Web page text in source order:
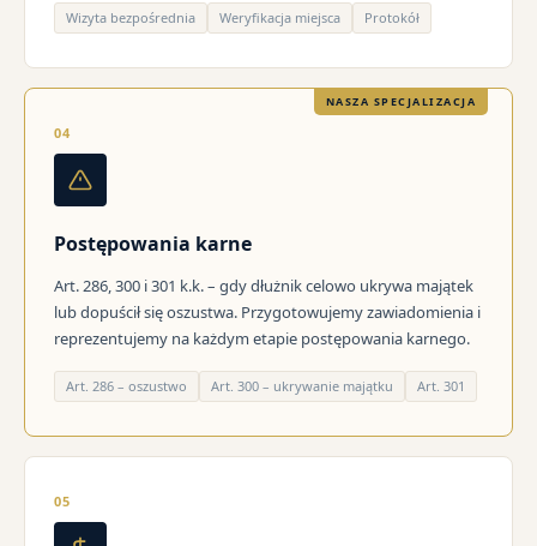
Wizyta bezpośrednia Weryfikacja miejsca Protokół
NASZA SPECJALIZACJA
04
Postępowania karne
Art. 286, 300 i 301 k.k. – gdy dłużnik celowo ukrywa majątek
lub dopuścił się oszustwa. Przygotowujemy zawiadomienia i
reprezentujemy na każdym etapie postępowania karnego.
Art. 286 – oszustwo Art. 300 – ukrywanie majątku Art. 301
05